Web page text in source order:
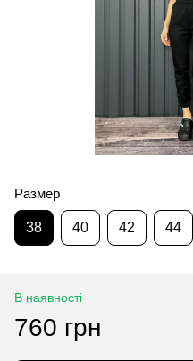
Размер
38 40 42 44
В наявності
760 грн